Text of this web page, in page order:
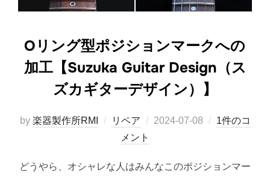
Oリング型ポジションマークへの
加工【Suzuka Guitar Design（ス
ズカギターデザイン）】
by 楽器製作所RMI リペア
投
2024-07-08
1件のコ
メント
どうやら、オシャレな人はみんなこのポジションマー